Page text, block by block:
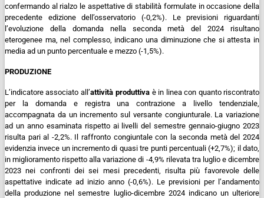
confermando al rialzo le aspettative di stabilità formulate in occasione della
precedente edizione dell’osservatorio (-0,2%). Le previsioni riguardanti
l’evoluzione della domanda nella seconda metà del 2024 risultano
eterogenee ma, nel complesso, indicano una diminuzione che si attesta in
media ad un punto percentuale e mezzo (-1,5%).
PRODUZIONE
L’indicatore associato all’attività produttiva è in linea con quanto riscontrato
per la domanda e registra una contrazione a livello tendenziale,
accompagnata da un incremento sul versante congiunturale. La variazione
ad un anno esaminata rispetto ai livelli del semestre gennaio-giugno 2023
risulta pari al -2,2%. Il raffronto congiuntale con la seconda metà del 2024
evidenzia invece un incremento di quasi tre punti percentuali (+2,7%); il dato,
in miglioramento rispetto alla variazione di -4,9% rilevata tra luglio e dicembre
2023 nei confronti dei sei mesi precedenti, risulta più favorevole delle
aspettative indicate ad inizio anno (-0,6%). Le previsioni per l’andamento
della produzione nel semestre luglio-dicembre 2024 indicano un ulteriore